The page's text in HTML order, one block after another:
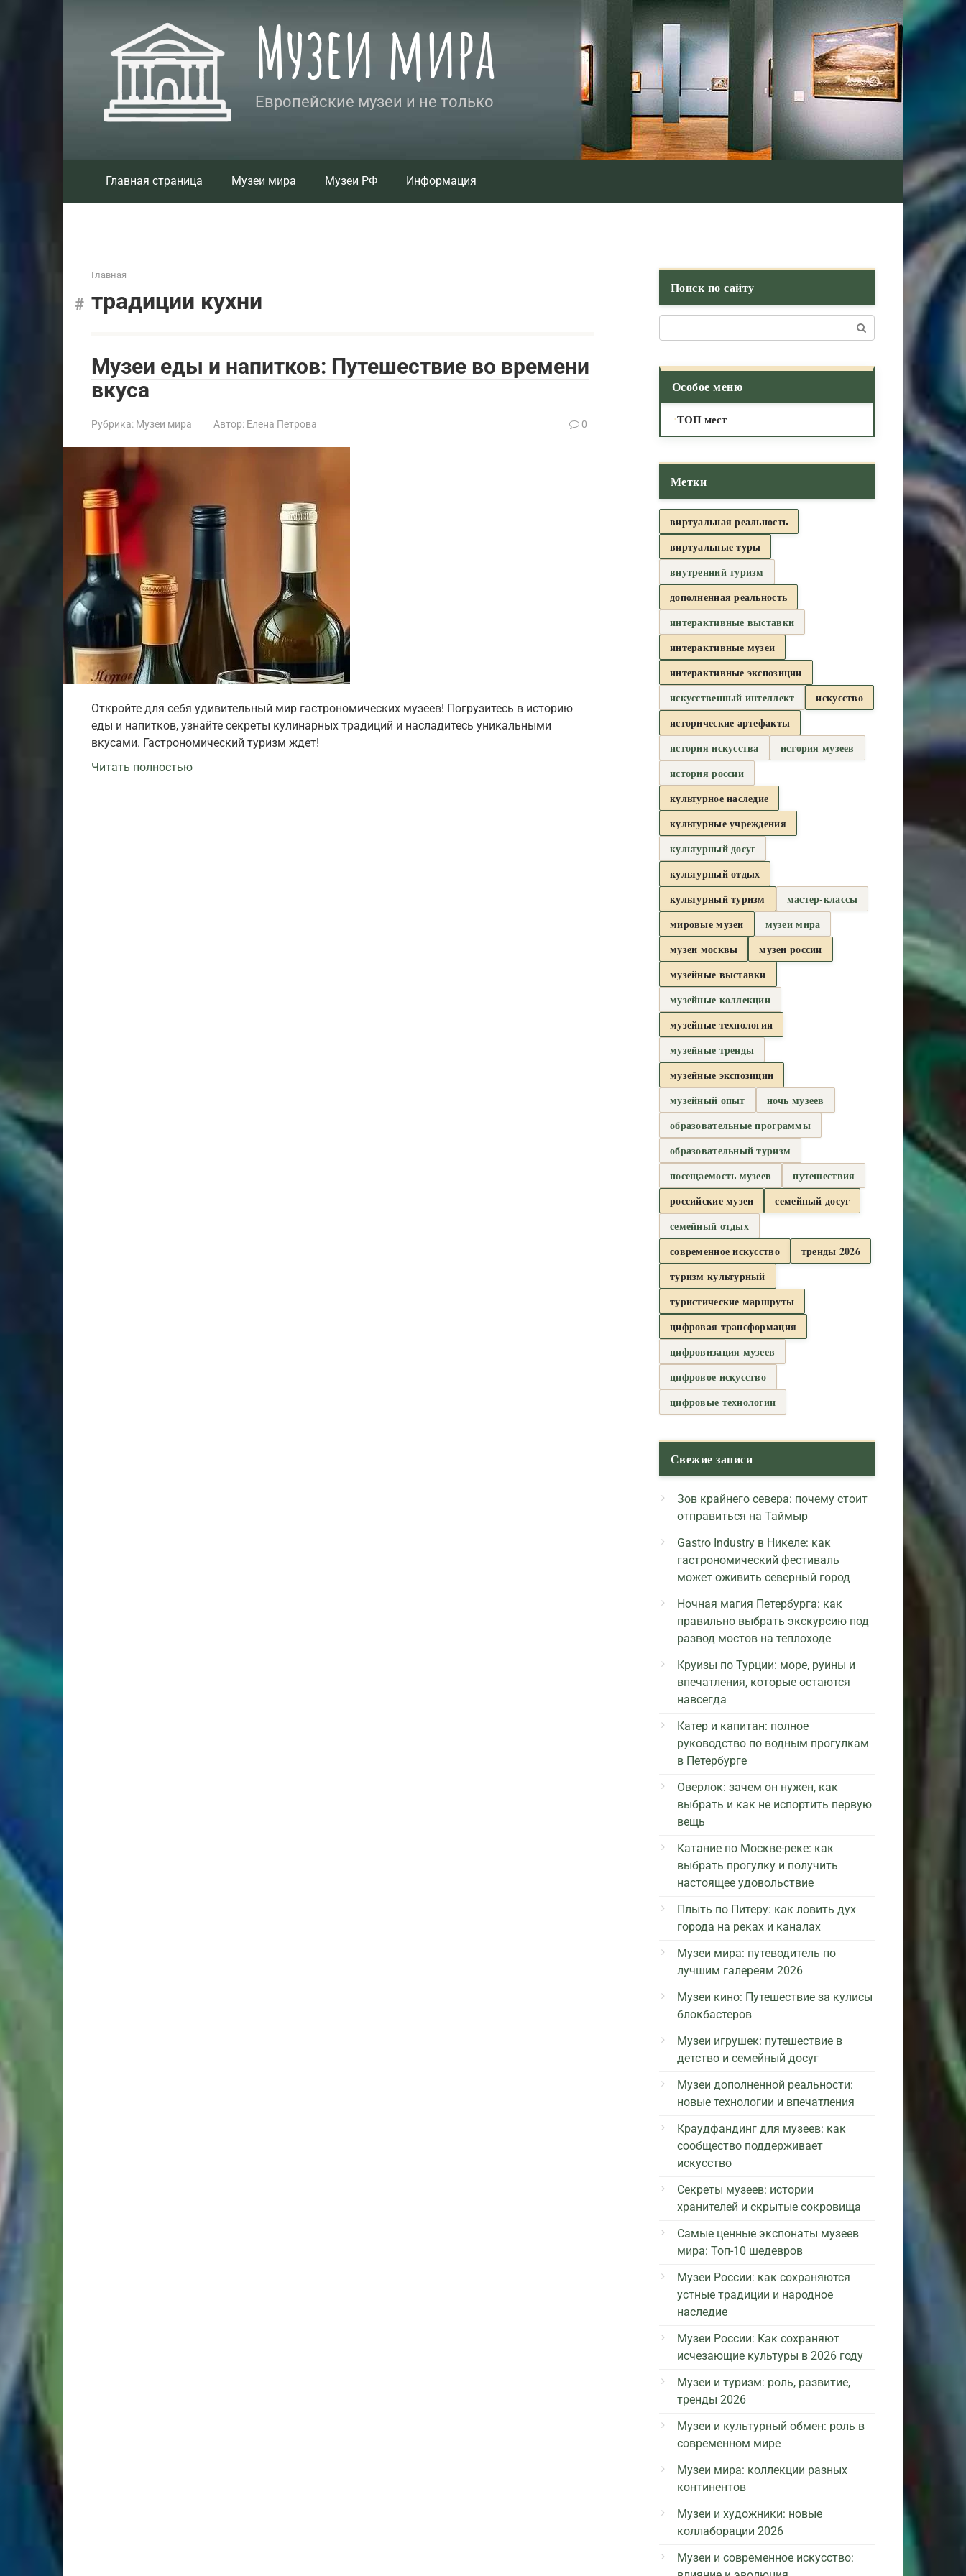
Музеи мира
Европейские музеи и не только
Главная страница Музеи мира Музеи РФ Информация
Главная
традиции кухни
Музеи еды и напитков: Путешествие во времени
вкуса
Рубрика: Музеи мира Автор: Елена Петрова 0
Откройте для себя удивительный мир гастрономических музеев! Погрузитесь в историю
еды и напитков, узнайте секреты кулинарных традиций и насладитесь уникальными
вкусами. Гастрономический туризм ждет!
Читать полностью
Поиск по сайту
Особое меню
ТОП мест
Метки
виртуальная реальность
виртуальные туры
внутренний туризм
дополненная реальность
интерактивные выставки
интерактивные музеи
интерактивные экспозиции
искусственный интеллект
искусство
исторические артефакты
история искусства
история музеев
история россии
культурное наследие
культурные учреждения
культурный досуг
культурный отдых
культурный туризм
мастер-классы
мировые музеи
музеи мира
музеи москвы
музеи россии
музейные выставки
музейные коллекции
музейные технологии
музейные тренды
музейные экспозиции
музейный опыт
ночь музеев
образовательные программы
образовательный туризм
посещаемость музеев
путешествия
российские музеи
семейный досуг
семейный отдых
современное искусство
тренды 2026
туризм культурный
туристические маршруты
цифровая трансформация
цифровизация музеев
цифровое искусство
цифровые технологии
Свежие записи
Зов крайнего севера: почему стоит
отправиться на Таймыр
Gastro Industry в Никеле: как
гастрономический фестиваль
может оживить северный город
Ночная магия Петербурга: как
правильно выбрать экскурсию под
развод мостов на теплоходе
Круизы по Турции: море, руины и
впечатления, которые остаются
навсегда
Катер и капитан: полное
руководство по водным прогулкам
в Петербурге
Оверлок: зачем он нужен, как
выбрать и как не испортить первую
вещь
Катание по Москве-реке: как
выбрать прогулку и получить
настоящее удовольствие
Плыть по Питеру: как ловить дух
города на реках и каналах
Музеи мира: путеводитель по
лучшим галереям 2026
Музеи кино: Путешествие за кулисы
блокбастеров
Музеи игрушек: путешествие в
детство и семейный досуг
Музеи дополненной реальности:
новые технологии и впечатления
Краудфандинг для музеев: как
сообщество поддерживает
искусство
Секреты музеев: истории
хранителей и скрытые сокровища
Самые ценные экспонаты музеев
мира: Топ-10 шедевров
Музеи России: как сохраняются
устные традиции и народное
наследие
Музеи России: Как сохраняют
исчезающие культуры в 2026 году
Музеи и туризм: роль, развитие,
тренды 2026
Музеи и культурный обмен: роль в
современном мире
Музеи мира: коллекции разных
континентов
Музеи и художники: новые
коллаборации 2026
Музеи и современное искусство: